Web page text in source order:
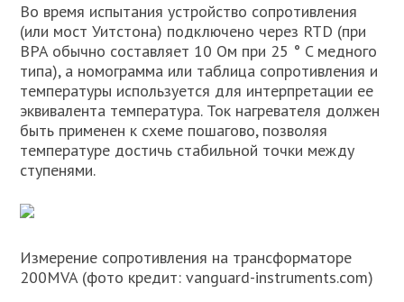
Во время испытания устройство сопротивления
(или мост Уитстона) подключено через RTD (при
BPA обычно составляет 10 Ом при 25 ° C медного
типа), а номограмма или таблица сопротивления и
температуры используется для интерпретации ее
эквивалента температура. Ток нагревателя должен
быть применен к схеме пошагово, позволяя
температуре достичь стабильной точки между
ступенями.
Измерение сопротивления на трансформаторе
200MVA (фото кредит: vanguard-instruments.com)